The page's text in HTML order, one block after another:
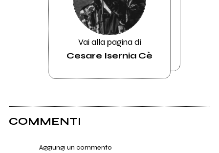
Vai alla pagina di
Cesare Isernia Cè
COMMENTI
Aggiungi un commento